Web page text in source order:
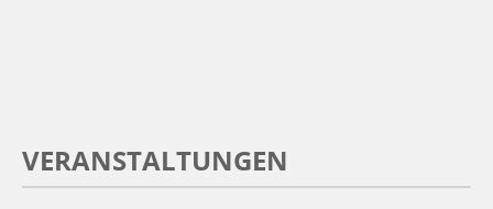
VERANSTALTUNGEN